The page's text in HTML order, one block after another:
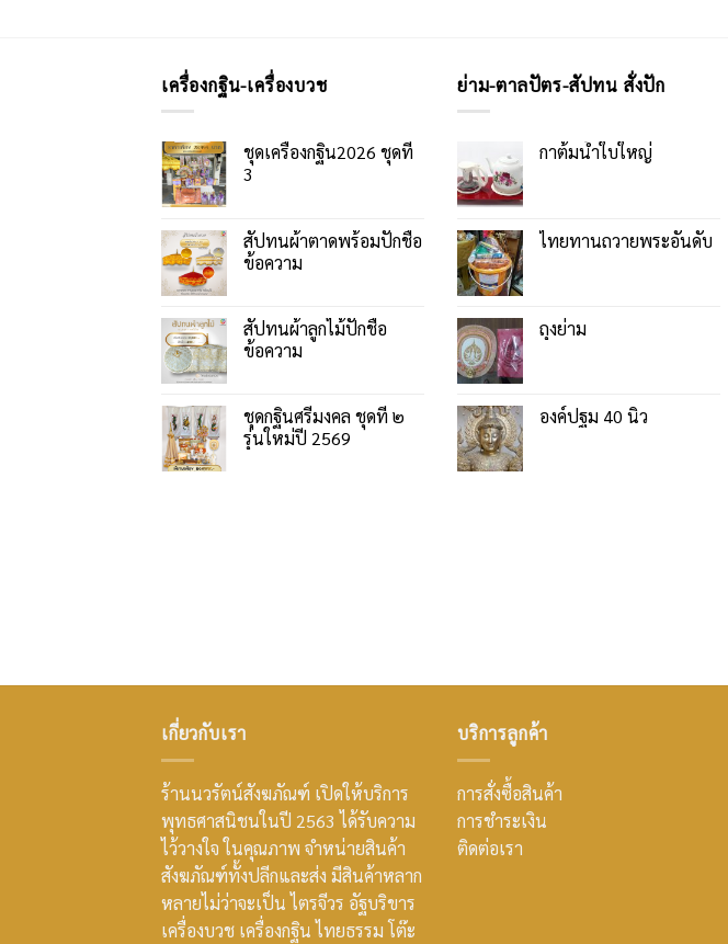
เครื่องกฐิน-เครื่องบวช
ชุดเครื่องกฐิน2026 ชุดที่
3
สัปทนผ้าตาดพร้อมปักชื่อ
ข้อความ
สัปทนผ้าลูกไม้ปักชื่อ
ข้อความ
ชุดกฐินศรีมงคล ชุดที่ ๒
รุ่นใหม่ปี 2569
ย่าม-ตาลปัตร-สัปทน สั่งปัก
กาต้มน้ำใบใหญ่
ไทยทานถวายพระอันดับ
ถุงย่าม
องค์ปฐม 40 นิ้ว
เกี่ยวกับเรา
ร้านนวรัตน์สังฆภัณฑ์ เปิดให้บริการ
พุทธศาสนิชนในปี 2563 ได้รับความ
ไว้วางใจ ในคุณภาพ จำหน่ายสินค้า
สังฆภัณฑ์ทั้งปลีกและส่ง มีสินค้าหลาก
หลายไม่ว่าจะเป็น ไตรจีวร อัฐบริขาร
เครื่องบวช เครื่องกฐิน ไทยธรรม โต๊ะ
บริการลูกค้า
การสั่งซื้อสินค้า
การชำระเงิน
ติดต่อเรา